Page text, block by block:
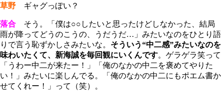
草野 ギャグっぽい？
落合 そう。「僕は○○したいと思ったけどしなかった、結局
雨が降ってどうのこうの、うだうだ…」みたいなのをひとり語
りで言う恥ずかしさみたいな。 そういう“中二感”みたいなのを
味わいたくて、新海誠を毎回観にいくんです。ゲラゲラ笑って
「うわー中二が来たー！」「俺のなかの中二を褒めてやりた
い！」みたいに楽しんでる。「俺のなかの中二にもポエム書か
せてくれー！」って（笑）。